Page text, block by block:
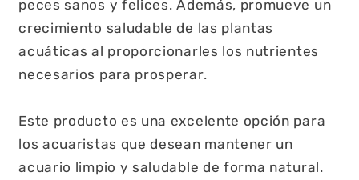
peces sanos y felices. Además, promueve un
crecimiento saludable de las plantas
acuáticas al proporcionarles los nutrientes
necesarios para prosperar.
Este producto es una excelente opción para
los acuaristas que desean mantener un
acuario limpio y saludable de forma natural.